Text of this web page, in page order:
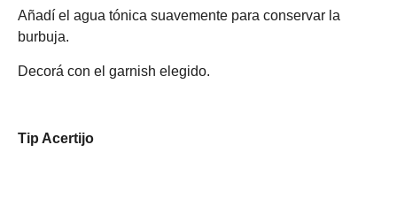
Añadí el agua tónica suavemente para conservar la
burbuja.
Decorá con el garnish elegido.
Tip Acertijo